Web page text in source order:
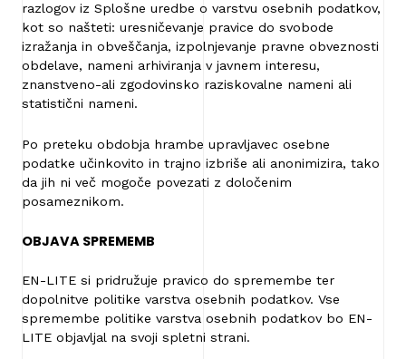
razlogov iz Splošne uredbe o varstvu osebnih podatkov,
kot so našteti: uresničevanje pravice do svobode
izražanja in obveščanja, izpolnjevanje pravne obveznosti
obdelave, nameni arhiviranja v javnem interesu,
znanstveno-ali zgodovinsko raziskovalne nameni ali
statistični nameni.
Po preteku obdobja hrambe upravljavec osebne
podatke učinkovito in trajno izbriše ali anonimizira, tako
da jih ni več mogoče povezati z določenim
posameznikom.
OBJAVA SPREMEMB
EN-LITE si pridružuje pravico do spremembe ter
dopolnitve politike varstva osebnih podatkov. Vse
spremembe politike varstva osebnih podatkov bo EN-
LITE objavljal na svoji spletni strani.